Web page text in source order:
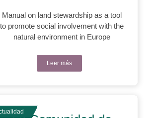
Manual on land stewardship as a tool
to promote social involvement with the
natural environment in Europe
Leer más